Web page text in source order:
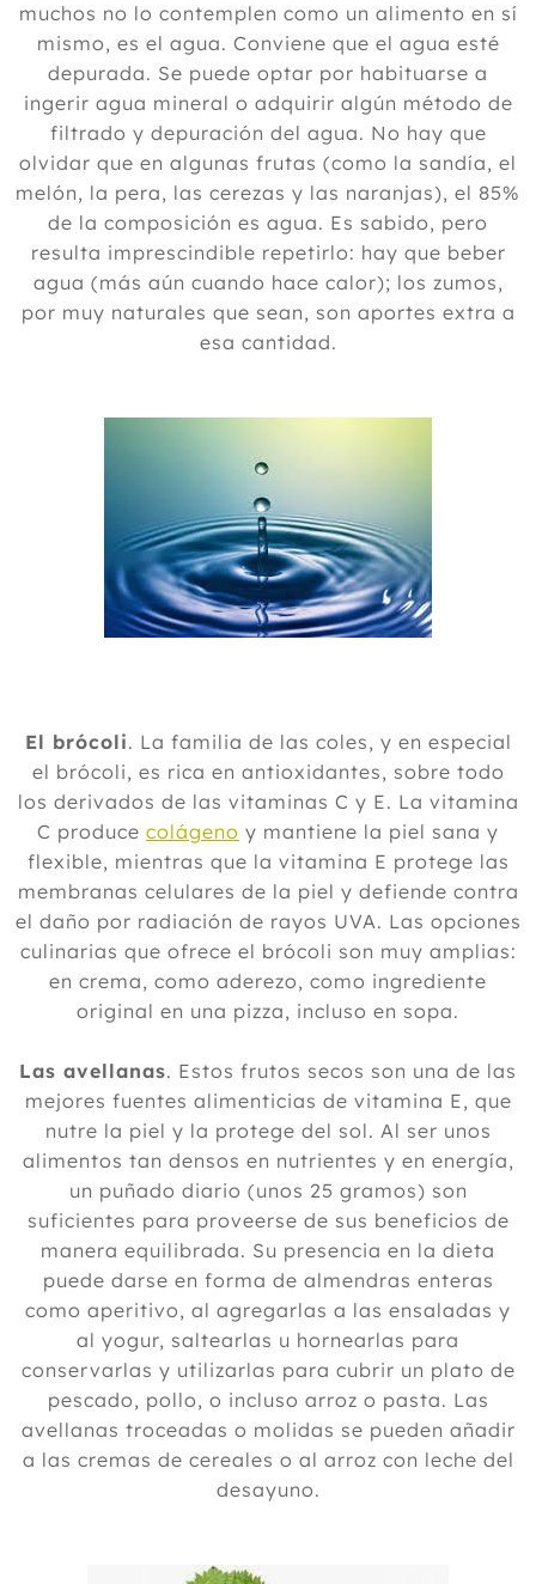
muchos no lo contemplen como un alimento en sí
mismo, es el agua. Conviene que el agua esté
depurada. Se puede optar por habituarse a
ingerir agua mineral o adquirir algún método de
filtrado y depuración del agua. No hay que
olvidar que en algunas frutas (como la sandía, el
melón, la pera, las cerezas y las naranjas), el 85%
de la composición es agua. Es sabido, pero
resulta imprescindible repetirlo: hay que beber
agua (más aún cuando hace calor); los zumos,
por muy naturales que sean, son aportes extra a
esa cantidad.
El brócoli. La familia de las coles, y en especial
el brócoli, es rica en antioxidantes, sobre todo
los derivados de las vitaminas C y E. La vitamina
C produce colágeno y mantiene la piel sana y
flexible, mientras que la vitamina E protege las
membranas celulares de la piel y defiende contra
el daño por radiación de rayos UVA. Las opciones
culinarias que ofrece el brócoli son muy amplias:
en crema, como aderezo, como ingrediente
original en una pizza, incluso en sopa.
Las avellanas. Estos frutos secos son una de las
mejores fuentes alimenticias de vitamina E, que
nutre la piel y la protege del sol. Al ser unos
alimentos tan densos en nutrientes y en energía,
un puñado diario (unos 25 gramos) son
suficientes para proveerse de sus beneficios de
manera equilibrada. Su presencia en la dieta
puede darse en forma de almendras enteras
como aperitivo, al agregarlas a las ensaladas y
al yogur, saltearlas u hornearlas para
conservarlas y utilizarlas para cubrir un plato de
pescado, pollo, o incluso arroz o pasta. Las
avellanas troceadas o molidas se pueden añadir
a las cremas de cereales o al arroz con leche del
desayuno.